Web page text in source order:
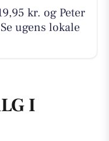
kr. og Peter
ugens lokale
I